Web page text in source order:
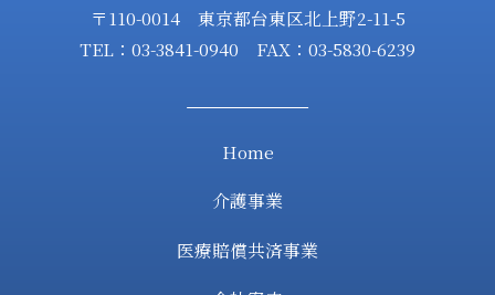
〒110-0014 東京都台東区北上野2-11-5
TEL：03-3841-0940 FAX：03-5830-6239
Home
介護事業
医療賠償共済事業